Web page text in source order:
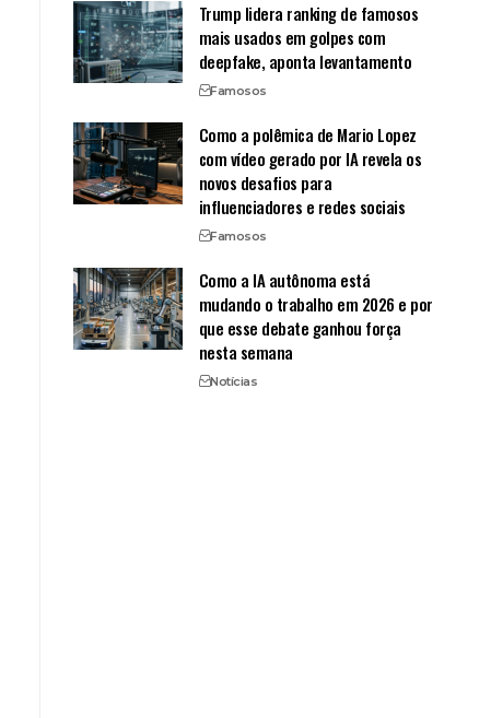
Trump lidera ranking de famosos
mais usados em golpes com
deepfake, aponta levantamento
Famosos
Como a polêmica de Mario Lopez
com vídeo gerado por IA revela os
novos desafios para
influenciadores e redes sociais
Famosos
Como a IA autônoma está
mudando o trabalho em 2026 e por
que esse debate ganhou força
nesta semana
Notícias